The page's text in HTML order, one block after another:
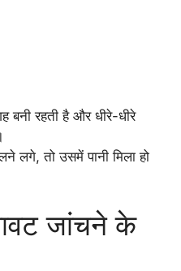
रहती है और धीरे-धीरे
लगे, तो उसमें पानी मिला हो
जांचने के